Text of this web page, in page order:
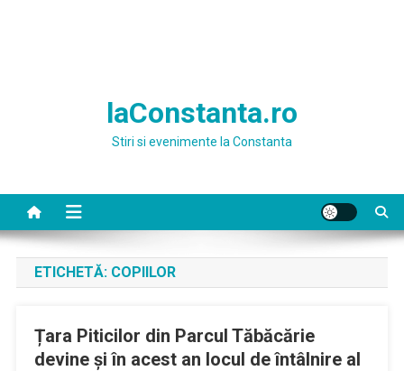
laConstanta.ro
Stiri si evenimente la Constanta
ETICHETĂ: COPIILOR
Țara Piticilor din Parcul Tăbăcărie
devine și în acest an locul de întâlnire al